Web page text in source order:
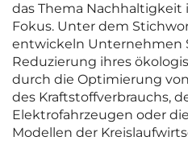
das Thema
Fokus. Unter dem
entwickeln Unternehmen
Reduzierung ihres
durch die Optimierung
des Kraftstoffverbrauchs,
Elektrofahrzeugen oder
Modellen der